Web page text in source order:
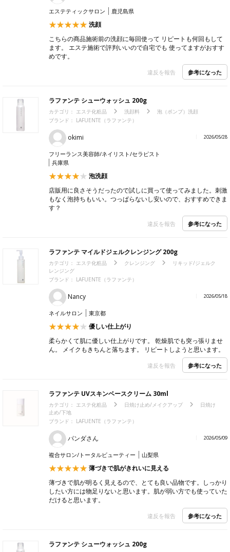
エステティックサロン 鹿児島県
洗顔
こちらの商品施術前の洗顔に毎回使って リピートも何回もして
ます。 エステ施術で評判いいので自宅でも 使ってますがおすす
めです。
違反を報告 参考になった
ラファンテ シューウォッシュ 200g
カテゴリ： エステ化粧品 洗顔料
泡（ポンプ）洗顔
ブランド： LAFUENTE（ラファンテ）
okimi 2026/05/28
フリーランス美容師/ネイリスト/セラピスト
兵庫県
泡洗顔
店販用に良さそうだったので試しに買って使ってみました。刺激
もなく泡持ちもいい。つっぱらないし安いので、おすすめできま
す？
違反を報告 参考になった
ラファンテ マイルドジェルクレンジング 200g
カテゴリ： エステ化粧品 クレンジング
リキッド/ジェルク
レンジング
ブランド： LAFUENTE（ラファンテ）
Nancy 2026/05/18
ネイルサロン 東京都
優しい仕上がり
柔らかくて肌に優しい仕上がりです。 乾燥肌でも突っ張りませ
ん。 メイクもきちんと落ちます。 リピートしようと思います。
違反を報告 参考になった
ラファンテ UVスキンベースクリーム 30ml
カテゴリ： エステ化粧品 日焼け止め/メイクアップ
日焼け
止め/下地
ブランド： LAFUENTE（ラファンテ）
パンダさん 2026/05/09
複合サロン/トータルビューティー 山梨県
薄づきで肌がきれいに見える
薄づきで肌が明るく見えるので、とても良い品物です。しっかり
したい方には物足りないと思います。肌が弱い方でも使っていた
だけると思います。
違反を報告 参考になった
ラファンテ シューウォッシュ 200g